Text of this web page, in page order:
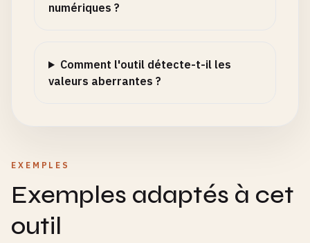
numériques ?
Comment l'outil détecte-t-il les
valeurs aberrantes ?
EXEMPLES
Exemples adaptés à cet
outil